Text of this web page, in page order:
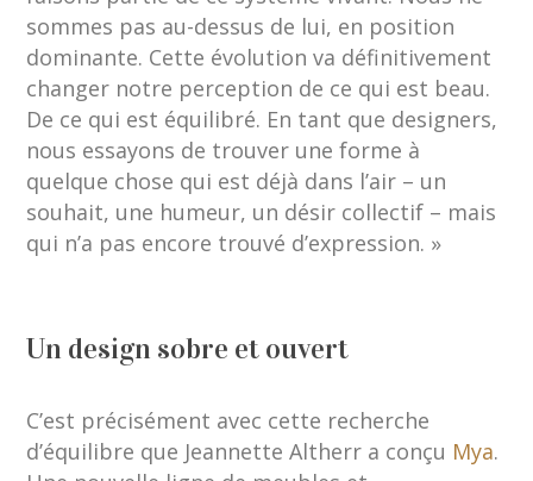
sommes pas au-dessus de lui, en position
dominante. Cette évolution va définitivement
changer notre perception de ce qui est beau.
De ce qui est équilibré. En tant que designers,
nous essayons de trouver une forme à
quelque chose qui est déjà dans l’air – un
souhait, une humeur, un désir collectif – mais
qui n’a pas encore trouvé d’expression. »
Un design sobre et ouvert
C’est précisément avec cette recherche
d’équilibre que Jeannette Altherr a conçu Mya.